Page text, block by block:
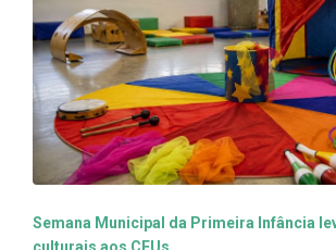
Semana Municipal da Primeira Infância